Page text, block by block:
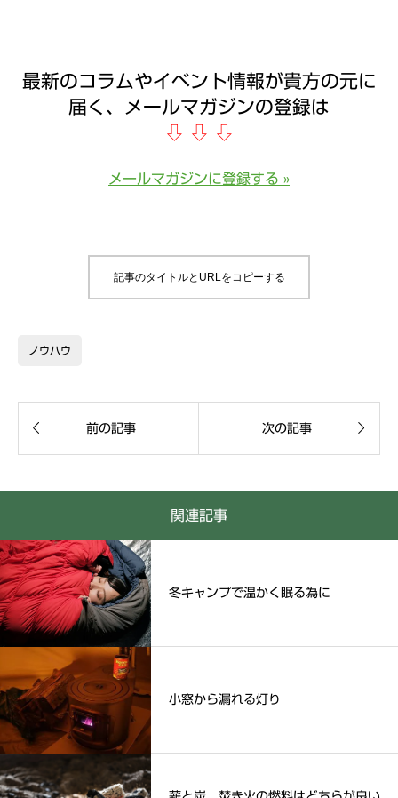
最新のコラムやイベント情報が貴方の元に
届く、メールマガジンの登録は
⇩ ⇩ ⇩
メールマガジンに登録する »
記事のタイトルとURLをコピーする
ノウハウ
 前の記事 次の記事 
関連記事
冬キャンプで温かく眠る為に
小窓から漏れる灯り